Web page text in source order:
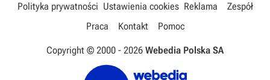
Polityka prywatności Ustawienia cookies Reklama
Zespół
Praca
Kontakt Pomoc
Copyright © 2000 - 2026 Webedia Polska SA